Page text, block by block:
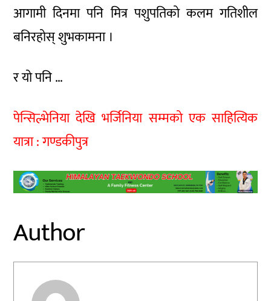
आगामी दिनमा पनि मित्र पशुपतिको कलम गतिशील
बनिरहोस् शुभकामना ।
र यो पनि …
पेन्सिल्भेनिया देखि भर्जिनिया सम्मको एक साहित्यिक
यात्रा : गण्डकीपुत्र
Author